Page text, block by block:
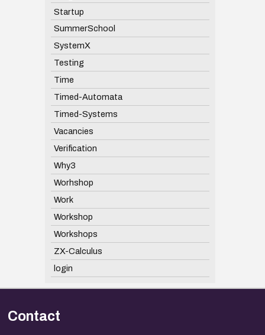
Startup
SummerSchool
SystemX
Testing
Time
Timed-Automata
Timed-Systems
Vacancies
Verification
Why3
Worhshop
Work
Workshop
Workshops
ZX-Calculus
login
Contact